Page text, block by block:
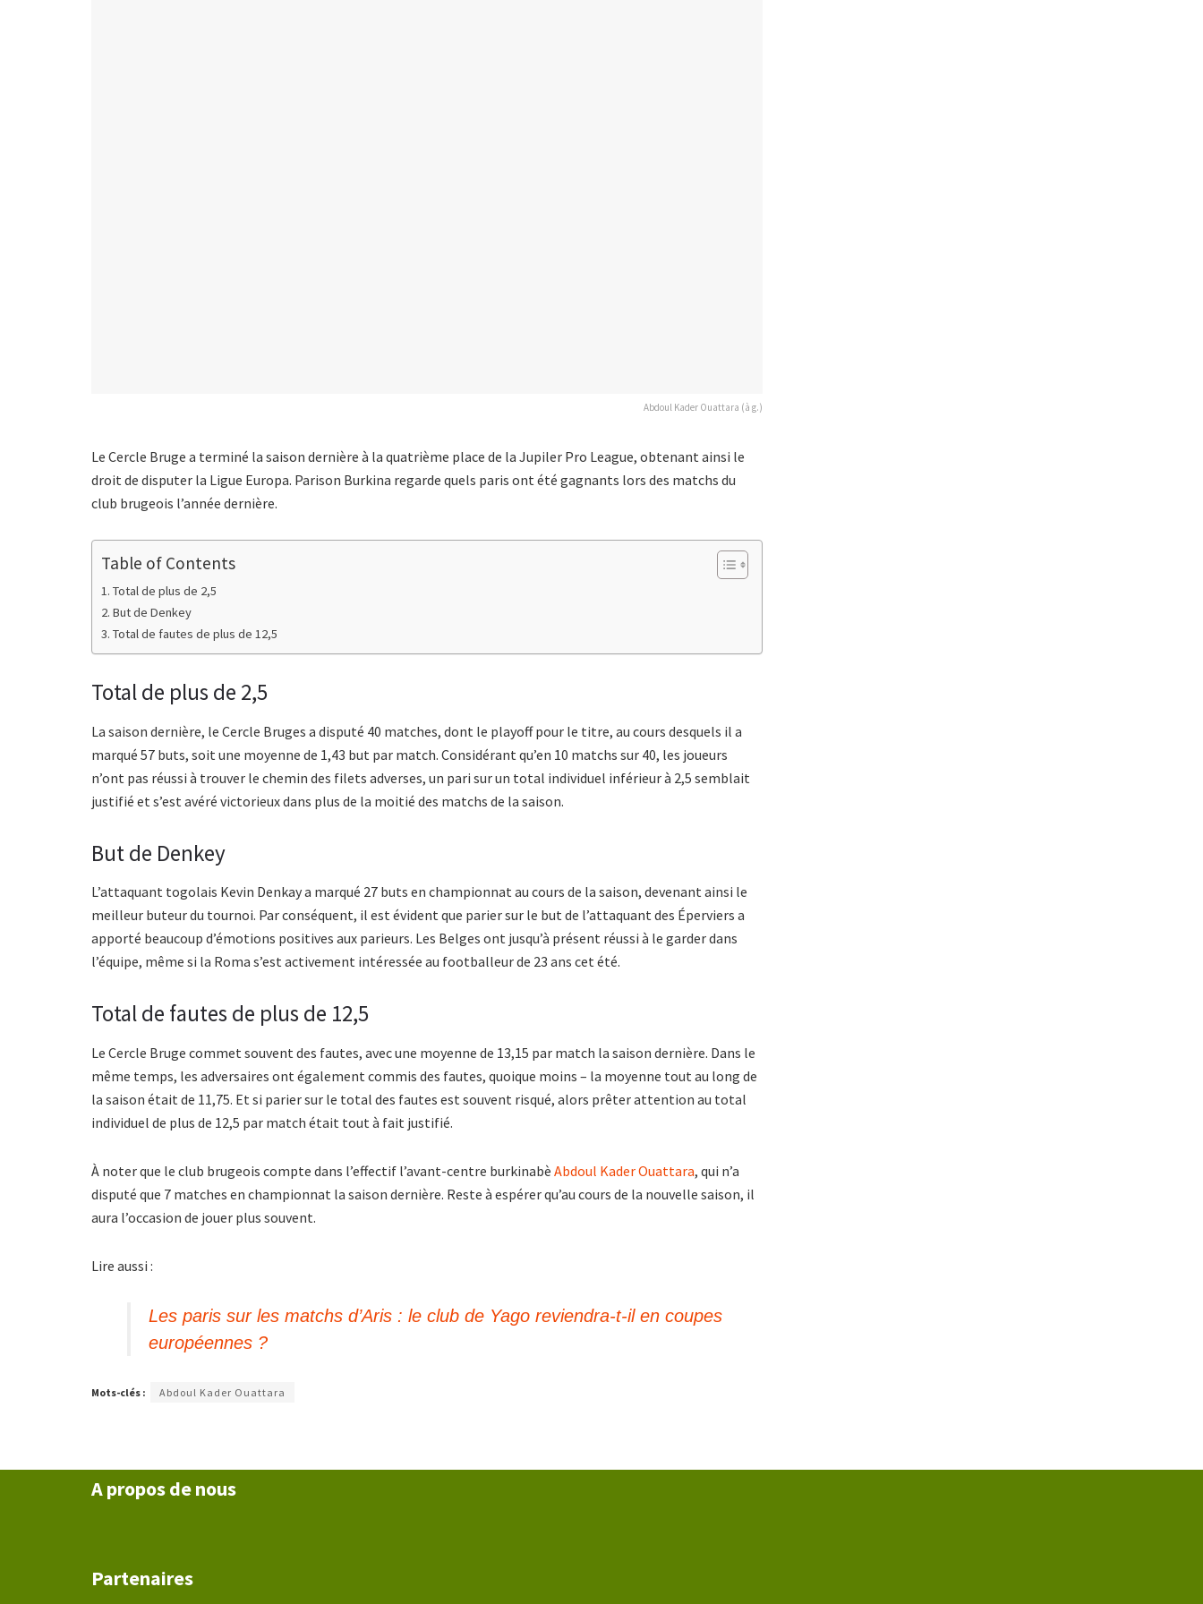
Abdoul Kader Ouattara (à g.)
Le Cercle Bruge a terminé la saison dernière à la quatrième place de la Jupiler Pro League, obtenant ainsi le
droit de disputer la Ligue Europa. Parison Burkina regarde quels paris ont été gagnants lors des matchs du
club brugeois l’année dernière.
Table of Contents
Total de plus de 2,5
But de Denkey
Total de fautes de plus de 12,5
Total de plus de 2,5
La saison dernière, le Cercle Bruges a disputé 40 matches, dont le playoff pour le titre, au cours desquels il a
marqué 57 buts, soit une moyenne de 1,43 but par match. Considérant qu’en 10 matchs sur 40, les joueurs
n’ont pas réussi à trouver le chemin des filets adverses, un pari sur un total individuel inférieur à 2,5 semblait
justifié et s’est avéré victorieux dans plus de la moitié des matchs de la saison.
But de Denkey
L’attaquant togolais Kevin Denkay a marqué 27 buts en championnat au cours de la saison, devenant ainsi le
meilleur buteur du tournoi. Par conséquent, il est évident que parier sur le but de l’attaquant des Éperviers a
apporté beaucoup d’émotions positives aux parieurs. Les Belges ont jusqu’à présent réussi à le garder dans
l’équipe, même si la Roma s’est activement intéressée au footballeur de 23 ans cet été.
Total de fautes de plus de 12,5
Le Cercle Bruge commet souvent des fautes, avec une moyenne de 13,15 par match la saison dernière. Dans le
même temps, les adversaires ont également commis des fautes, quoique moins – la moyenne tout au long de
la saison était de 11,75. Et si parier sur le total des fautes est souvent risqué, alors prêter attention au total
individuel de plus de 12,5 par match était tout à fait justifié.
À noter que le club brugeois compte dans l’effectif l’avant-centre burkinabè Abdoul Kader Ouattara, qui n’a
disputé que 7 matches en championnat la saison dernière. Reste à espérer qu’au cours de la nouvelle saison, il
aura l’occasion de jouer plus souvent.
Lire aussi :
Les paris sur les matchs d’Aris : le club de Yago reviendra-t-il en couрes
européennes ?
Mots-clés : Abdoul Kader Ouattara
A propos de nous
Partenaires